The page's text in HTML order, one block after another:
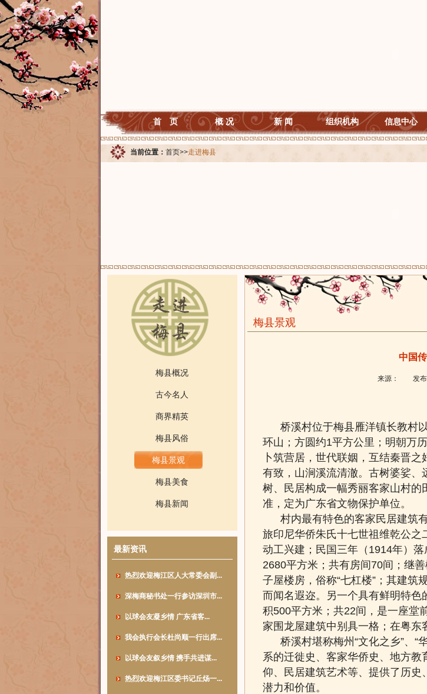
首 页 概 况 新 闻 组织机构 信息中心
当前位置： 首页>>走进梅县
梅县概况
古今名人
商界精英
梅县风俗
梅县景观
梅县美食
梅县新闻
最新资讯
热烈欢迎梅江区人大常委会副...
深梅商秘书处一行参访深圳市...
以球会友凝乡情 广东省客...
我会执行会长杜尚顺一行出席...
以球会友叙乡情 携手共进谋...
热烈欢迎梅江区委书记丘炀一...
梅县景观
中国
来源： 发布
桥溪村位于梅县雁洋镇长教村
环山；方圆约1平方公里；明朝万
卜筑营居，世代联姻 ，互结秦晋
有致，山涧溪流清澈。古树婆娑、
树、民居构成一幅秀丽客家山村的
准，定为广东省文物保护单位。
村内最有特色的客家民居建筑
旅印尼华侨朱氏十七世祖维乾公之
动工兴建；民国三年（1914年）落
2680平方米；共有房间70间；继
子屋楼房，俗称“七杠楼”；其建筑
而闻名遐迩。另一个具有鲜明特色
积500平方米；共22间，是一座堂
家围龙屋建筑中别具一格；在粤东
桥溪村堪称梅州“文化之乡”、“
系的迁徙史、客家华侨史、地方
仰、民居建筑艺术等、提供了历
潜力和价值。